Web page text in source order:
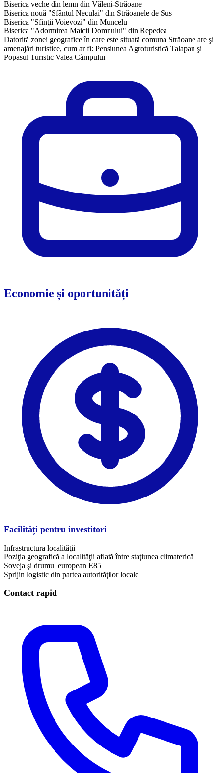
Biserica veche din lemn din Văleni-Străoane
Biserica nouă "Sfântul Neculai" din Străoanele de Sus
Biserica "Sfinţii Voievozi" din Muncelu
Biserica "Adormirea Maicii Domnului" din Repedea
Datorită zonei geografice în care este situată comuna Străoane are şi
amenajări turistice, cum ar fi: Pensiunea Agroturistică Talapan şi
Popasul Turistic Valea Câmpului
Economie și oportunități
Facilități pentru investitori
Infrastructura localităţii
Poziţia geografică a localităţii aflată între staţiunea climaterică
Soveja şi drumul european E85
Sprijin logistic din partea autorităţilor locale
Contact rapid